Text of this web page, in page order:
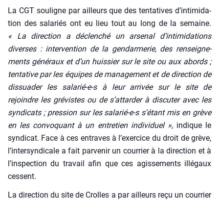
La CGT sou­ligne par ailleurs que des ten­ta­tives d’in­ti­mi­da­
tion des sala­riés ont eu lieu tout au long de la semaine.
« La direc­tion a déclen­ché un arse­nal d’intimidations
diverses : inter­ven­tion de la gen­dar­me­rie, des ren­sei­gne­
ments géné­raux et d’un huis­sier sur le site ou aux abords ;
ten­ta­tive par les équipes de mana­ge­ment et de direc­tion de
dis­sua­der les sala­rié-e‑s à leur arri­vée sur le site de
rejoindre les gré­vistes ou de s’attarder à dis­cu­ter avec les
syn­di­cats ; pres­sion sur les sala­rié-e‑s s’étant mis en grève
en les convo­quant à un entre­tien indi­vi­duel », indique le
syn­di­cat. Face à ces entraves à l’exercice du droit de grève,
l’in­ter­syn­di­cale a fait par­ve­nir un cour­rier à la direc­tion et à
l’inspection du tra­vail afin que ces agis­se­ments illé­gaux
cessent.
La direc­tion du site de Crolles a par ailleurs reçu un cour­rier